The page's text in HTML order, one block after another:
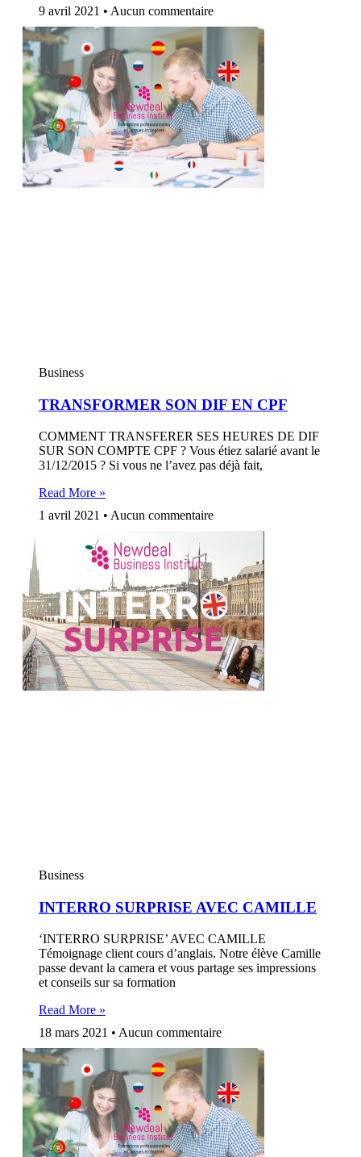
9 avril 2021
Aucun commentaire
Business
TRANSFORMER SON DIF EN CPF
COMMENT TRANSFERER SES HEURES DE DIF
SUR SON COMPTE CPF ? Vous étiez salarié avant le
31/12/2015 ? Si vous ne l’avez pas déjà fait,
Read More »
1 avril 2021
Aucun commentaire
Business
INTERRO SURPRISE AVEC CAMILLE
‘INTERRO SURPRISE’ AVEC CAMILLE
Témoignage client cours d’anglais. Notre élève Camille
passe devant la camera et vous partage ses impressions
et conseils sur sa formation
Read More »
18 mars 2021
Aucun commentaire